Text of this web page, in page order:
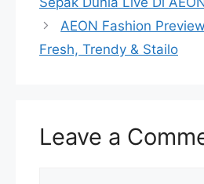
AEON Fashion
Fresh, Trendy & Stailo
Leave a